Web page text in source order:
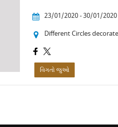
23/01/2020 - 30/01/2020
Different Circles
વિગતો જુઓ